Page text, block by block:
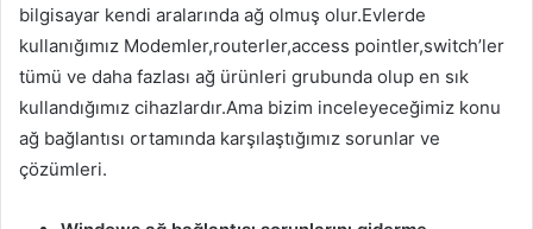
bilgisayar kendi aralarında ağ olmuş olur.Evlerde
kullanığımız Modemler,routerler,access pointler,switch’ler
tümü ve daha fazlası ağ ürünleri grubunda olup en sık
kullandığımız cihazlardır.Ama bizim inceleyeceğimiz konu
ağ bağlantısı ortamında karşılaştığımız sorunlar ve
çözümleri.